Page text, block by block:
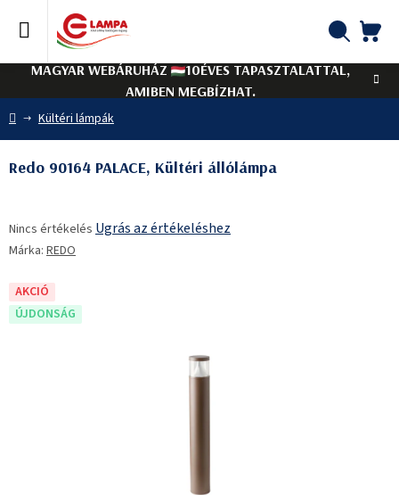
tartalomhoz
MAGYAR WEBÁRUHÁZ
10ÉVES TAPASZTALATTAL,
AMIBEN MEGBÍZHAT.
Kezdőlap
Kültéri lámpák
Redo 90164 PALACE, Kültéri állólámpa
termék
átlagos
5-
ből
Nincs értékelés Ugrás az értékeléshez
Márka: REDO
AKCIÓ
ÚJDONSÁG